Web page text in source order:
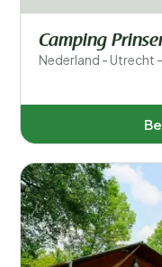
Camping
Nederland - Utrecht